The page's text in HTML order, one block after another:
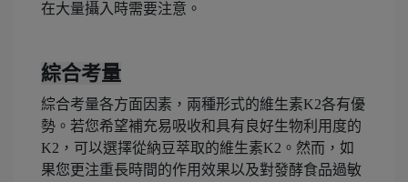
在大量攝入時需要注意。
綜合考量
綜合考量各方面因素，兩種形式的維生素K2各有優
勢。若您希望補充易吸收和具有良好生物利用度的
K2，可以選擇從納豆萃取的維生素K2。然而，如
果您更注重長時間的作用效果以及對發酵食品過敏